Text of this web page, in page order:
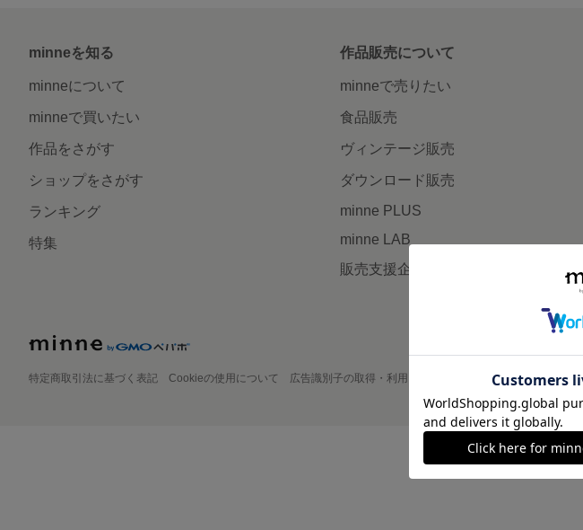
minneを知る
minneについて
minneで買いたい
作品をさがす
ショップをさがす
ランキング
特集
作品販売について
minneで売りたい
食品販売
ヴィンテージ販売
ダウンロード販売
minne PLUS
minne LAB
販売支援企画・イベント
特定商取引法に基づく表記 Cookieの使用について 広告識別子の取得・利用 プライバシーポリシー 会社概要
©GMO